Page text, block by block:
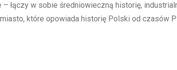
łączy w sobie średniowieczną historię,
które opowiada historię Polski od czasów